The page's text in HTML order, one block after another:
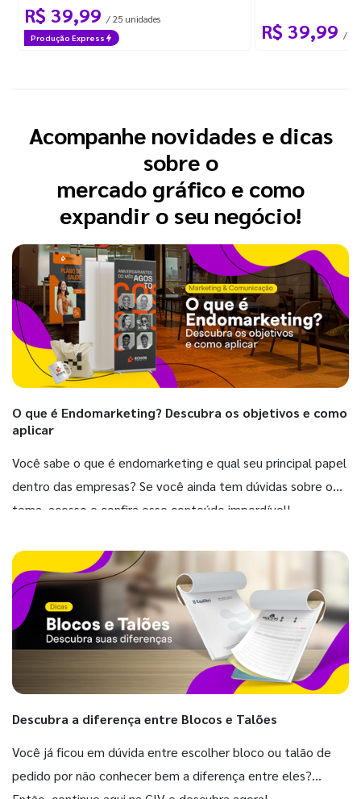
R$ 39,99 / 25 unidades
Produção Express R$ 39,99 / 25
Acompanhe novidades e dicas
sobre o
mercado gráfico e como
expandir o seu negócio!
O que é Endomarketing? Descubra os objetivos e como
aplicar
Você sabe o que é endomarketing e qual seu principal papel
dentro das empresas? Se você ainda tem dúvidas sobre o
tema, acesse e confira esse conteúdo imperdível!
Descubra a diferença entre Blocos e Talões
Você já ficou em dúvida entre escolher bloco ou talão de
pedido por não conhecer bem a diferença entre eles?